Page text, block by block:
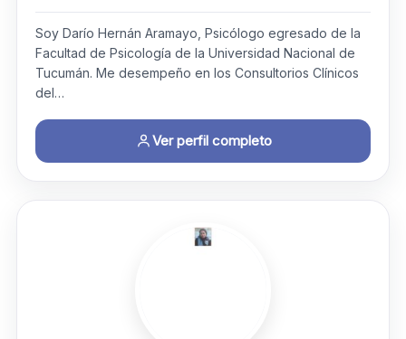
Soy Darío Hernán Aramayo, Psicólogo egresado de la
Facultad de Psicología de la Universidad Nacional de
Tucumán. Me desempeño en los Consultorios Clínicos
del…
Ver perfil completo